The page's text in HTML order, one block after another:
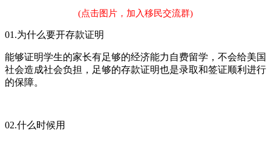
(点击图片，加入移民交流群)
01.为什么要开存款证明
能够证明学生的家长有足够的经济能力自费留学，不会给美国
社会造成社会负担，足够的存款证明也是录取和签证顺利进行
的保障。
02.什么时候用